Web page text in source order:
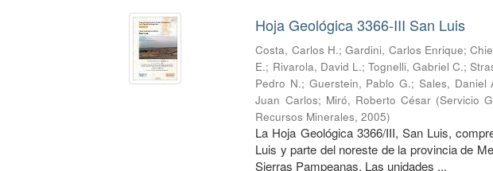
Hoja Geológica 3366-III San Luis
Costa, Carlos H.;Gardini, Carlos Enrique;
E.; Rivarola, David L.; Tognelli, Gabriel C.;
Pedro N.; Guerstein, Pablo G.; Sales, Daniel
Juan Carlos; Miró, Roberto César (Servicio
Recursos Minerales,2005)
La Hoja Geológica 3366/III, San Luis,
Luis y parte del noreste de la provincia de
Sierras Pampeanas. Las unidades ...